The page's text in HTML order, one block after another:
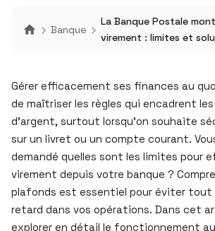
Banque
La Banque Postale
virement : limites et
Gérer efficacement ses finances au
de maîtriser les règles qui encadrent
d’argent, surtout lorsqu’on souhaite
sur un livret ou un compte courant.
demandé quelles sont les limites pour
virement depuis votre banque ?
plafonds est essentiel pour éviter tout
retard dans vos opérations. Dans cet
explorer en détail le fonctionnement